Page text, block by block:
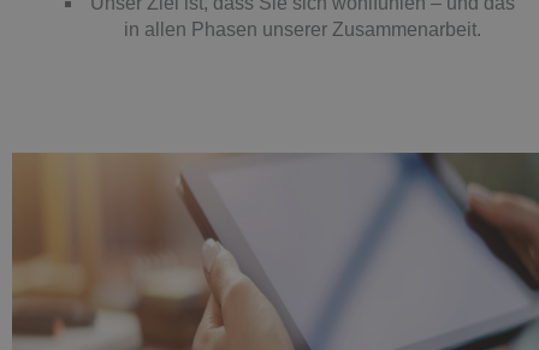
in allen Phasen unserer Zusammenarbeit.